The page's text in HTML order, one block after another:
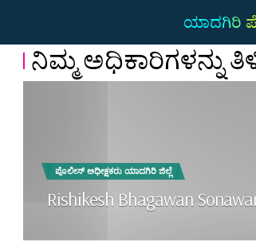
ಯಾದಗಿರಿ
ನಿಮ್ಮ ಅಧಿಕಾರಿಗಳನ್ನು
ಪೊಲೀಸ್ ಅಧೀಕ್ಷಕರು ಯಾದಗಿರಿ ಜಿಲ್ಲೆ
Rishikesh Bhagawan